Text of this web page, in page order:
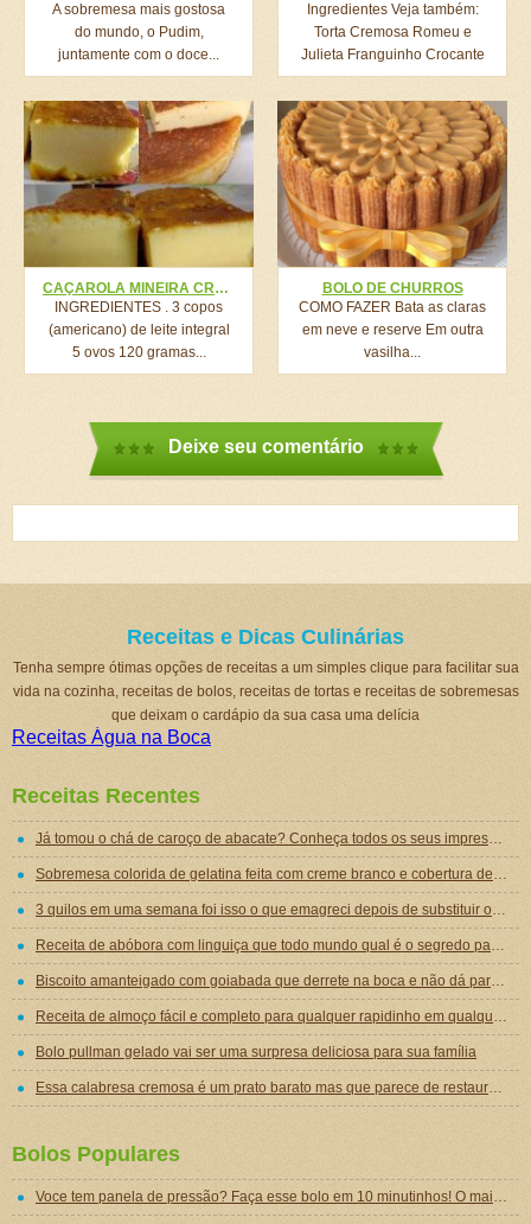
A sobremesa mais gostosa
do mundo, o Pudim,
juntamente com o doce...
Ingredientes Veja também:
Torta Cremosa Romeu e
Julieta Franguinho Crocante
Mais Fácil...
CAÇAROLA MINEIRA CREMOSA DE LIQUIDIFICADOR,RECEITA DE VÓ E INCRIVELMENTE FÁCIL!!
INGREDIENTES . 3 copos
(americano) de leite integral
5 ovos 120 gramas...
BOLO DE CHURROS
COMO FAZER Bata as claras
em neve e reserve Em outra
vasilha...
Deixe seu comentário
Receitas e Dicas Culinárias
Tenha sempre ótimas opções de receitas a um simples clique para facilitar sua
vida na cozinha, receitas de bolos, receitas de tortas e receitas de sobremesas
que deixam o cardápio da sua casa uma delícia
Receitas Água na Boca
Receitas Recentes
Já tomou o chá de caroço de abacate? Conheça todos os seus impressionantes benefícios!
Sobremesa colorida de gelatina feita com creme branco e cobertura de mousse de gelatina
3 quilos em uma semana foi isso o que emagreci depois de substituir o jantar por essa sopa emagrecedora
Receita de abóbora com linguiça que todo mundo qual é o segredo para ficar tão gostosa
Biscoito amanteigado com goiabada que derrete na boca e não dá para comer um só
Receita de almoço fácil e completo para qualquer rapidinho em qualquer dia da semana
Bolo pullman gelado vai ser uma surpresa deliciosa para sua família
Essa calabresa cremosa é um prato barato mas que parece de restaurante chique de tão gostoso
Bolos Populares
Voce tem panela de pressão? Faça esse bolo em 10 minutinhos! O mais delicioso